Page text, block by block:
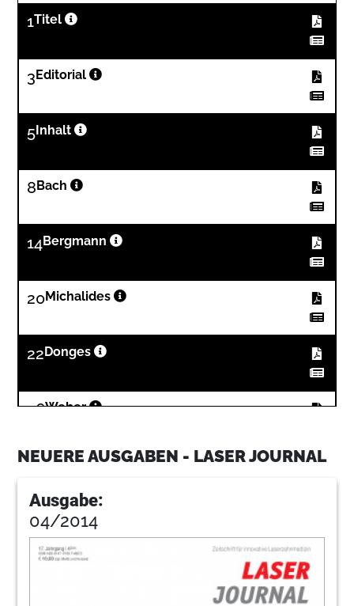
1Titel
3 Editorial
5 Inhalt
8 Bach
14Bergmann
20Michalides
22 Donges
26Weber
28Donges
30Ingenegeren
NEUERE AUSGABEN - LASER JOURNAL
Ausgabe:
04/2014